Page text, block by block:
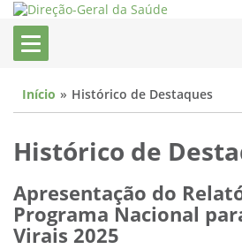
Início Histórico de Destaques
Histórico de
Apresentação do
Programa Nacional
Virais 2025